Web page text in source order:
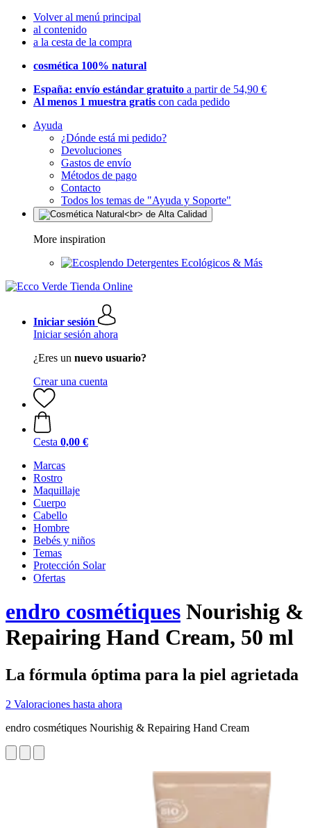
Volver al menú principal
al contenido
a la cesta de la compra
cosmética 100% natural
España: envío estándar gratuito a partir de 54,90 €
Al menos 1 muestra gratis con cada pedido
Ayuda
¿Dónde está mi pedido?
Devoluciones
Gastos de envío
Métodos de pago
Contacto
Todos los temas de "Ayuda y Soporte"
More inspiration
Detergentes Ecológicos & Más
Iniciar sesión
Iniciar sesión ahora
¿Eres un nuevo usuario?
Crear una cuenta
Cesta 0,00 €
Marcas
Rostro
Maquillaje
Cuerpo
Cabello
Hombre
Bebés y niños
Temas
Protección Solar
Ofertas
endro cosmétiques Nourishig &
Repairing Hand Cream, 50 ml
La fórmula óptima para la piel agrietada
2 Valoraciones hasta ahora
endro cosmétiques Nourishig & Repairing Hand Cream